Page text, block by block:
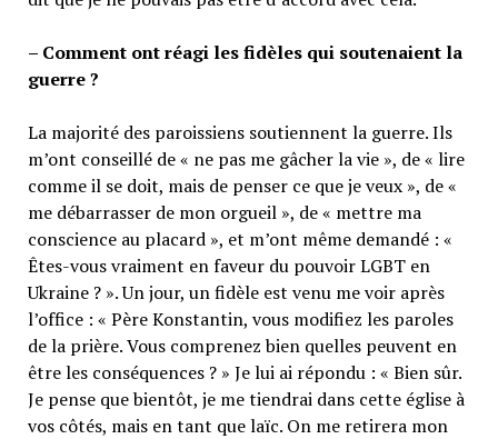
– Comment ont réagi les fidèles qui soutenaient la
guerre ?
La majorité des paroissiens soutiennent la guerre. Ils
m’ont conseillé de « ne pas me gâcher la vie », de « lire
comme il se doit, mais de penser ce que je veux », de «
me débarrasser de mon orgueil », de « mettre ma
conscience au placard », et m’ont même demandé : «
Êtes-vous vraiment en faveur du pouvoir LGBT en
Ukraine ? ». Un jour, un fidèle est venu me voir après
l’office : « Père Konstantin, vous modifiez les paroles
de la prière. Vous comprenez bien quelles peuvent en
être les conséquences ? » Je lui ai répondu : « Bien sûr.
Je pense que bientôt, je me tiendrai dans cette église à
vos côtés, mais en tant que laïc. On me retirera mon